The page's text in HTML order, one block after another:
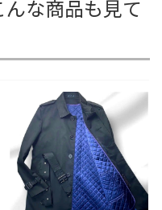
な商品も見て